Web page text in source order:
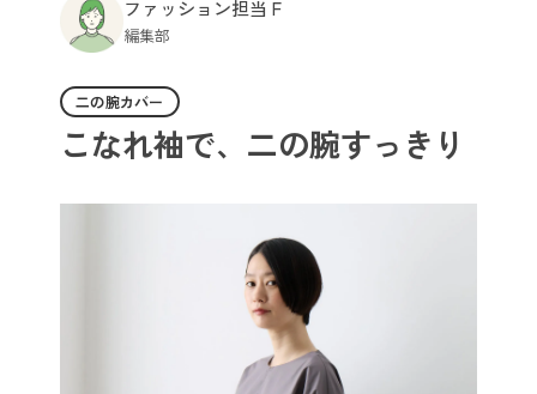
ファッション担当 F
編集部
二の腕カバー
こなれ袖で、二の腕すっきり